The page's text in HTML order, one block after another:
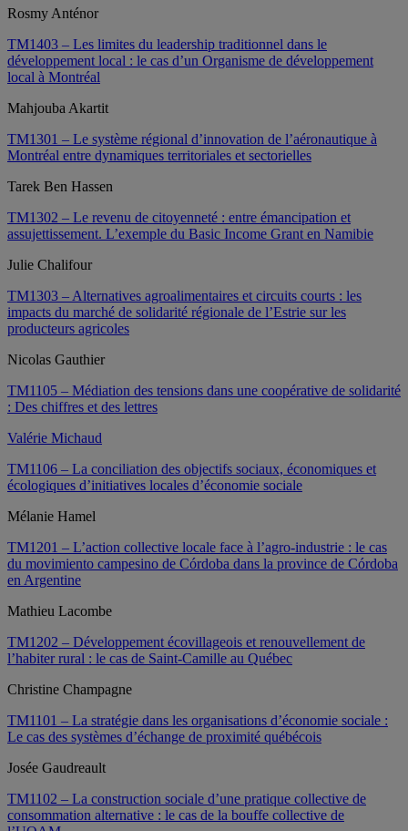
Rosmy Anténor
TM1403 – Les limites du leadership traditionnel dans le
développement local : le cas d’un Organisme de développement
local à Montréal
Mahjouba Akartit
TM1301 – Le système régional d’innovation de l’aéronautique à
Montréal entre dynamiques territoriales et sectorielles
Tarek Ben Hassen
TM1302 – Le revenu de citoyenneté : entre émancipation et
assujettissement. L’exemple du Basic Income Grant en Namibie
Julie Chalifour
TM1303 – Alternatives agroalimentaires et circuits courts : les
impacts du marché de solidarité régionale de l’Estrie sur les
producteurs agricoles
Nicolas Gauthier
TM1105 – Médiation des tensions dans une coopérative de solidarité
: Des chiffres et des lettres
Valérie Michaud
TM1106 – La conciliation des objectifs sociaux, économiques et
écologiques d’initiatives locales d’économie sociale
Mélanie Hamel
TM1201 – L’action collective locale face à l’agro-industrie : le cas
du movimiento campesino de Córdoba dans la province de Córdoba
en Argentine
Mathieu Lacombe
TM1202 – Développement écovillageois et renouvellement de
l’habiter rural : le cas de Saint-Camille au Québec
Christine Champagne
TM1101 – La stratégie dans les organisations d’économie sociale :
Le cas des systèmes d’échange de proximité québécois
Josée Gaudreault
TM1102 – La construction sociale d’une pratique collective de
consommation alternative : le cas de la bouffe collective de